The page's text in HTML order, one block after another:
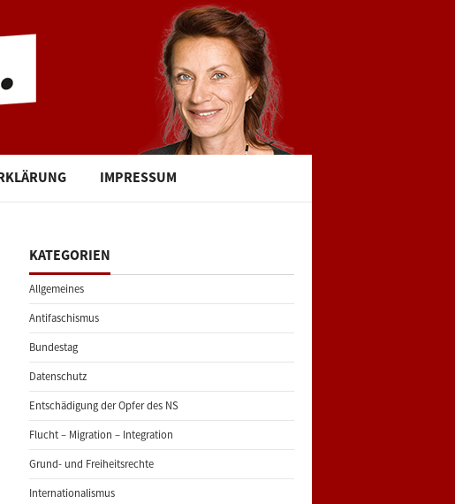
IMPRESSUM
KATEGORIEN
Allgemeines
Antifaschismus
Bundestag
Datenschutz
Entschädigung der Opfer des NS
Flucht – Migration – Integration
Grund- und Freiheitsrechte
Internationalismus